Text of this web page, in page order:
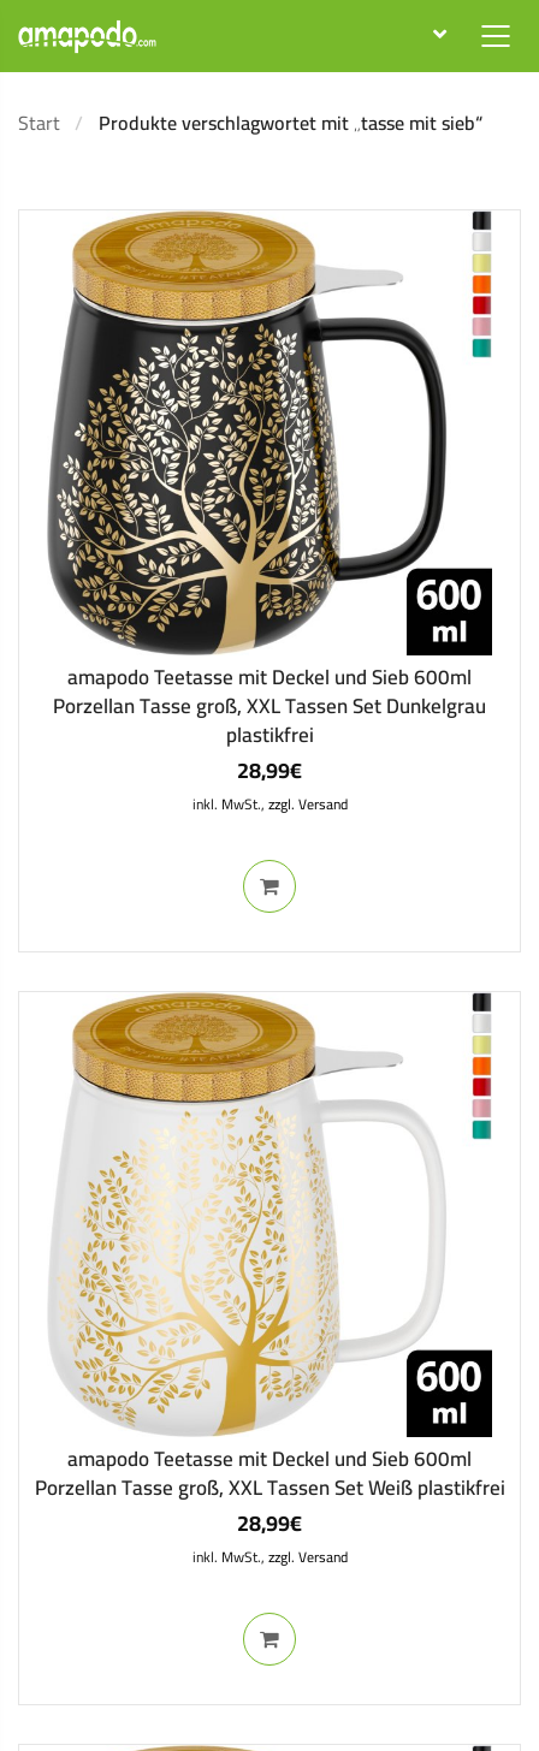
Start Produkte verschlagwortet mit „tasse mit sieb“
amapodo Teetasse mit Deckel und Sieb 600ml
Porzellan Tasse groß, XXL Tassen Set Dunkelgrau
plastikfrei
28,99€
inkl. MwSt.,zzgl. Versand
amapodo Teetasse mit Deckel und Sieb 600ml
Porzellan Tasse groß, XXL Tassen Set Weiß plastikfrei
28,99€
inkl. MwSt.,zzgl. Versand